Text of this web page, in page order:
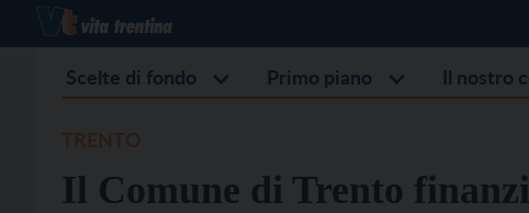
Scelte di fondo Primo piano Il nostro
Il Comune di Trento